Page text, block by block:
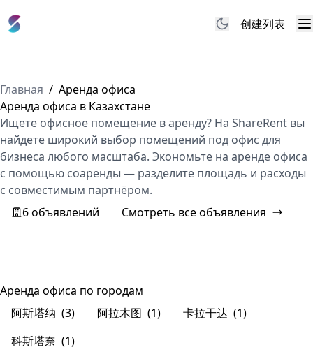
创建列表
Главная / Аренда офиса
Аренда офиса в Казахстане
Ищете офисное помещение в аренду? На ShareRent вы
найдете широкий выбор помещений под офис для
бизнеса любого масштаба. Экономьте на аренде офиса
с помощью соаренды — разделите площадь и расходы
с совместимым партнёром.
6 объявлений
Смотреть все объявления
Аренда офиса по городам
阿斯塔纳 (3) 阿拉木图 (1) 卡拉干达 (1)
科斯塔奈 (1)